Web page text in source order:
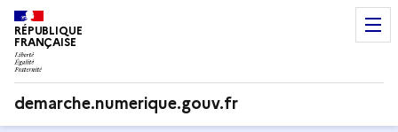
RÉPUBLIQUE
FRANÇAISE
demarche.numerique.gouv.fr